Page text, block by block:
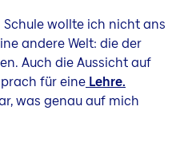
wollte ich nicht ans
andere Welt: die der
Auch die Aussicht auf
für eine Lehre.
was genau auf mich